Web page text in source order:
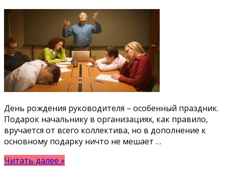
День рождения руководителя – особенный праздник.
Подарок начальнику в организациях, как правило,
вручается от всего коллектива, но в дополнение к
основному подарку ничто не мешает …
Читать далее »